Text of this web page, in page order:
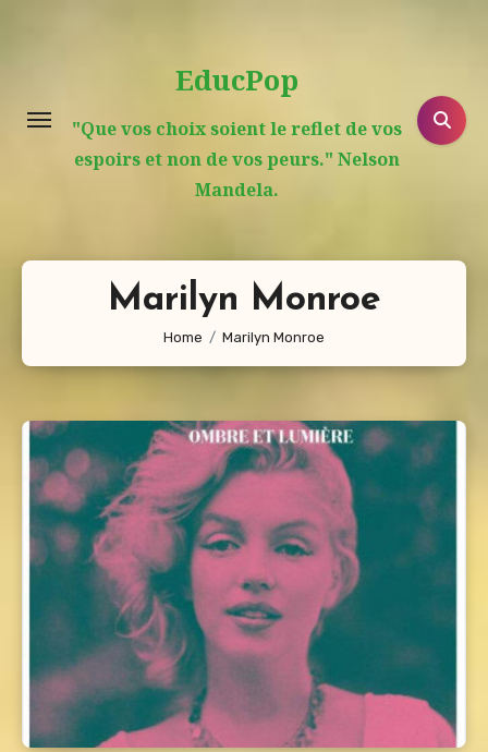
EducPop
"Que vos choix soient le reflet de vos
espoirs et non de vos peurs." Nelson
Mandela.
Marilyn Monroe
Home Marilyn Monroe